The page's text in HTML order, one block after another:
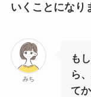
いくことになり
みち
も
ら
て